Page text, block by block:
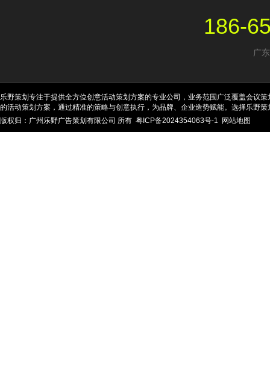
186-
广
乐野策划专注于提供全方位创意活动策划方案的专业公司，业务范围广泛覆盖会议
的活动策划方案，通过精准的策略与创意执行，为品牌、企业造势赋能。选择乐野
版权归：广州乐野广告策划有限公司 所有 粤ICP备2024354063号-1 网站地图